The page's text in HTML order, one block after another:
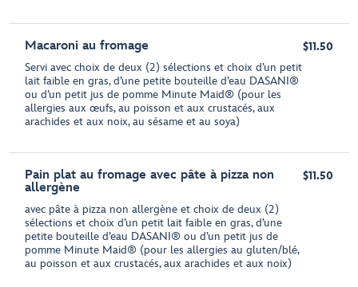
Macaroni au fromage
Servi avec choix de deux (2) sélections et choix d’un petit
lait faible en gras, d’une petite bouteille d’eau DASANI®
ou d’un petit jus de pomme Minute Maid® (pour les
allergies aux œufs, au poisson et aux crustacés, aux
arachides et aux noix, au sésame et au soya)
$11.50
Pain plat au fromage avec pâte à pizza non
allergène
avec pâte à pizza non allergène et choix de deux (2)
sélections et choix d’un petit lait faible en gras, d’une
petite bouteille d’eau DASANI® ou d’un petit jus de
pomme Minute Maid® (pour les allergies au gluten/blé,
au poisson et aux crustacés, aux arachides et aux noix)
$11.50